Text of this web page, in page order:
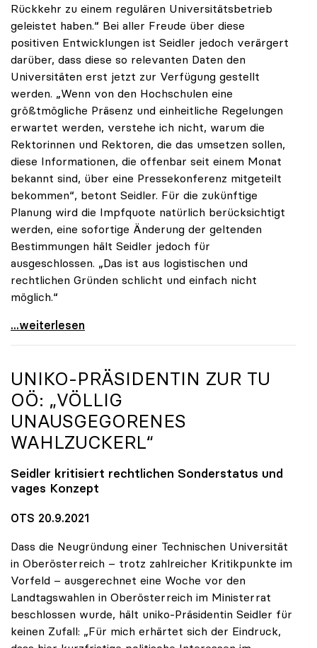
Rückkehr zu einem regulären Universitätsbetrieb
geleistet haben.“ Bei aller Freude über diese
positiven Entwicklungen ist Seidler jedoch verärgert
darüber, dass diese so relevanten Daten den
Universitäten erst jetzt zur Verfügung gestellt
werden. „Wenn von den Hochschulen eine
größtmögliche Präsenz und einheitliche Regelungen
erwartet werden, verstehe ich nicht, warum die
Rektorinnen und Rektoren, die das umsetzen sollen,
diese Informationen, die offenbar seit einem Monat
bekannt sind, über eine Pressekonferenz mitgeteilt
bekommen“, betont Seidler. Für die zukünftige
Planung wird die Impfquote natürlich berücksichtigt
werden, eine sofortige Änderung der geltenden
Bestimmungen hält Seidler jedoch für
ausgeschlossen. „Das ist aus logistischen und
rechtlichen Gründen schlicht und einfach nicht
möglich.“
Seidler erfreut über hohe Impfquote, aber
...weiterlesen
UNIKO-PRÄSIDENTIN ZUR TU
OÖ: „VÖLLIG
UNAUSGEGORENES
WAHLZUCKERL“
Seidler kritisiert rechtlichen Sonderstatus und
vages Konzept
OTS 20.9.2021
Dass die Neugründung einer Technischen Universität
in Oberösterreich – trotz zahlreicher Kritikpunkte im
Vorfeld – ausgerechnet eine Woche vor den
Landtagswahlen in Oberösterreich im Ministerrat
beschlossen wurde, hält uniko-Präsidentin Seidler für
keinen Zufall: „Für mich erhärtet sich der Eindruck,